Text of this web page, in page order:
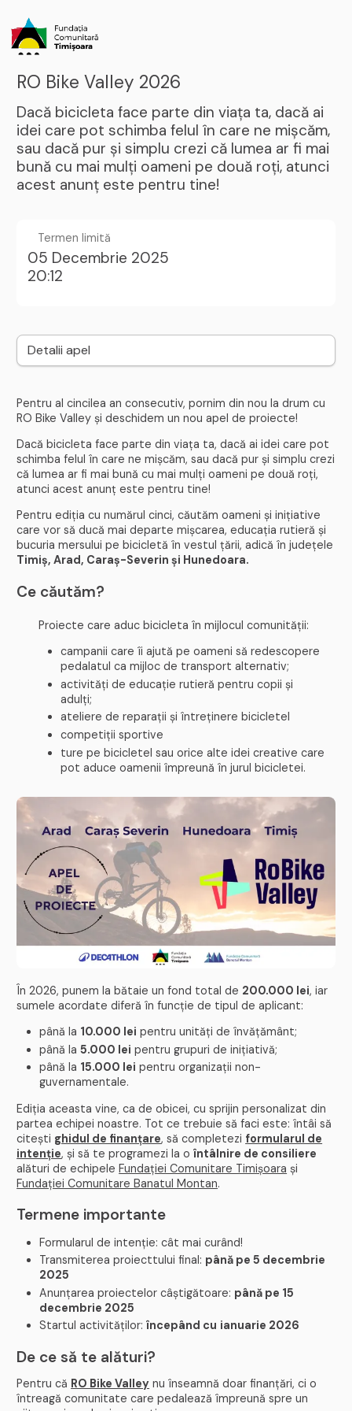
RO Bike Valley 2026
Dacă bicicleta face parte din viața ta, dacă ai
idei care pot schimba felul în care ne mișcăm,
sau dacă pur și simplu crezi că lumea ar fi mai
bună cu mai mulți oameni pe două roți, atunci
acest anunț este pentru tine!
Termen limită
05 Decembrie 2025
20:12
Detalii apel
Pentru al cincilea an consecutiv, pornim din nou la drum cu
RO Bike Valley și deschidem un nou apel de proiecte!
Dacă bicicleta face parte din viața ta, dacă ai idei care pot
schimba felul în care ne mișcăm, sau dacă pur și simplu crezi
că lumea ar fi mai bună cu mai mulți oameni pe două roți,
atunci acest anunț este pentru tine!
Pentru ediția cu numărul cinci, căutăm oameni și inițiative
care vor să ducă mai departe mișcarea, educația rutieră și
bucuria mersului pe bicicletă în vestul țării, adică în județele
Timiș, Arad, Caraș-Severin și Hunedoara.
Ce căutăm?
Proiecte care aduc bicicleta în mijlocul comunității:
campanii care îi ajută pe oameni să redescopere
pedalatul ca mijloc de transport alternativ;
activități de educație rutieră pentru copii și
adulți;
ateliere de reparații și întreținere bicicletel
competiții sportive
ture pe bicicletel sau orice alte idei creative care
pot aduce oamenii împreună în jurul bicicletei.
În 2026, punem la bătaie un fond total de 200.000 lei, iar
sumele acordate diferă în funcție de tipul de aplicant:
până la 10.000 lei pentru unități de învățământ;
până la 5.000 lei pentru grupuri de inițiativă;
până la 15.000 lei pentru organizații non-
guvernamentale.
Ediția aceasta vine, ca de obicei, cu sprijin personalizat din
partea echipei noastre. Tot ce trebuie să faci este: întâi să
citești ghidul de finanțare, să completezi formularul de
intenție, și să te programezi la oîntâlnire de consiliere
alături de echipeleFundației Comunitare Timișoara și
Fundației Comunitare Banatul Montan.
Termene importante
Formularul de intenție: cât mai curând!
Transmiterea proiecttului final: până pe 5 decembrie
2025
Anunțarea proiectelor câștigătoare: până pe 15
decembrie 2025
Startul activităților: începând cu ianuarie 2026
De ce să te alături?
Pentru că RO Bike Valley nu înseamnă doar finanțări, ci o
întreagă comunitate care pedalează împreună spre un